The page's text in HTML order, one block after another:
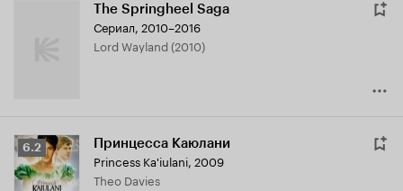
The Springheel Saga
Сериал, 2010–2016
Lord Wayland (2010)
Рейтинг
Кинопоиска
6.2
6.2 Принцесса Каюлани
Princess Ka'iulani, 2009
Theo Davies